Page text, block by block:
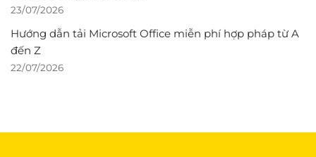
23/07/2026
Hướng dẫn tải Microsoft Office miễn phí hợp pháp từ A
đến Z
22/07/2026